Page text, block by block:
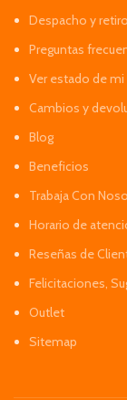
Despacho y retiro
Preguntas
Ver estado de
Cambios y
Blog
Beneficios
Trabaja Con
Horario de
Reseñas de
Felicitaciones,
Outlet
Sitemap